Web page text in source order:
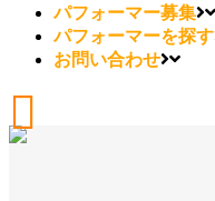
パフォーマー募集
パフォーマーを探す
お問い合わせ